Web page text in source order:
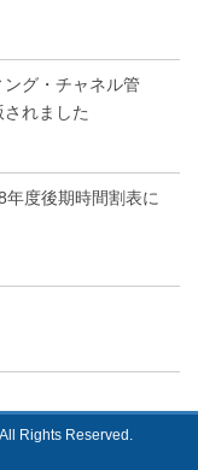
グ・チャネル管
れました
度後期時間割表に
Rights Reserved.